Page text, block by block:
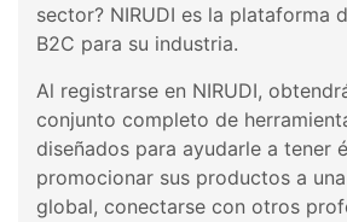
sector? NIRUDI es la plataforma
B2C para su industria.
Al registrarse en NIRUDI,
conjunto completo de
diseñados para ayudarle a tener
promocionar sus productos a
global, conectarse con otros